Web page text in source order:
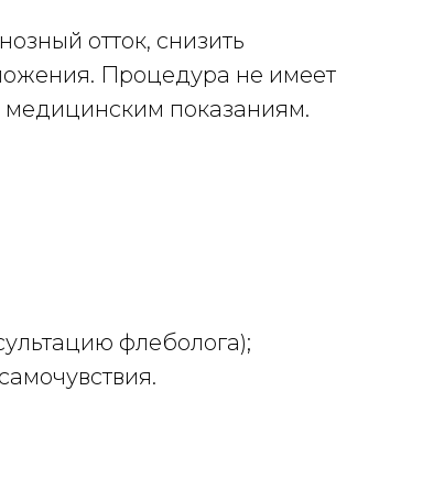
отток, снизить
Процедура не имеет
медицинским показаниям.
флеболога);